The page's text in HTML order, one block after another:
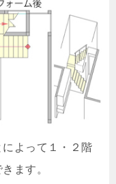
よって１・２階
ます。